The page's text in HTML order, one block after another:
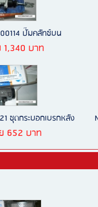
ปั๊มคลัทช์บน
1,340 บาท
ชุดกระบอกเบรกหลัง
652 บาท